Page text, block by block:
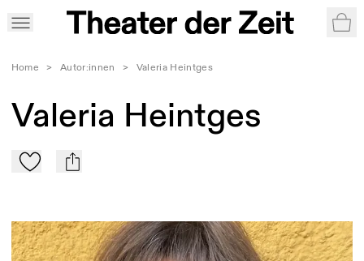
Home > Autor:innen > Valeria Heintges
Valeria Heintges
Zu Mein-TdZ hinzufügen
mail